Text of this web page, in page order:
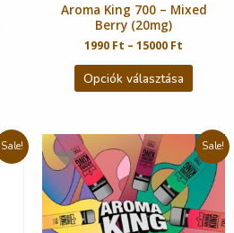
Aroma King 700 – Mixed
Berry (20mg)
1990 Ft – 15000 Ft
Opciók választása
Sale! Sale!